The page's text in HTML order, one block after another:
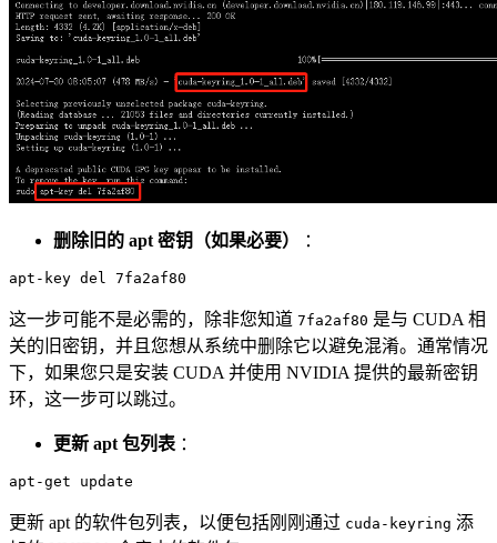
删除旧的 apt 密钥（如果必要） ：
这一步可能不是必需的，除非您知道 7fa2af80 是与 CUDA 相
关的旧密钥，并且您想从系统中删除它以避免混淆。通常情况
下，如果您只是安装 CUDA 并使用 NVIDIA 提供的最新密钥
环，这一步可以跳过。
更新 apt 包列表 ：
更新 apt 的软件包列表，以便包括刚刚通过 cuda-keyring 添